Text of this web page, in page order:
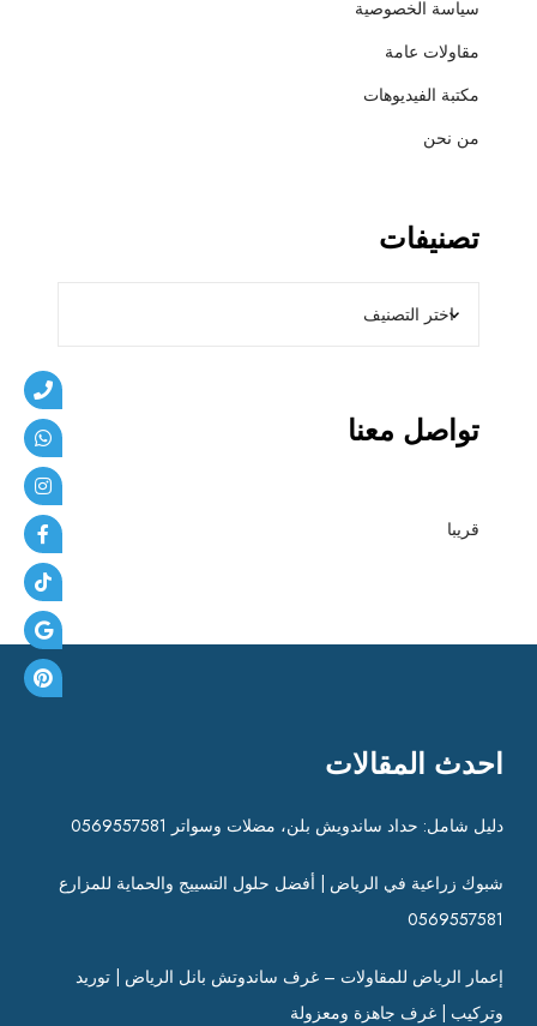
سياسة الخصوصية
مقاولات عامة
مكتبة الفيديوهات
من نحن
تصنيفات
تواصل معنا
قريبا
احدث المقالات
دليل شامل: حداد ساندويش بلن، مضلات وسواتر 0569557581
شبوك زراعية في الرياض | أفضل حلول التسييج والحماية للمزارع
0569557581
إعمار الرياض للمقاولات – غرف ساندوتش بانل الرياض | توريد
وتركيب | غرف جاهزة ومعزولة